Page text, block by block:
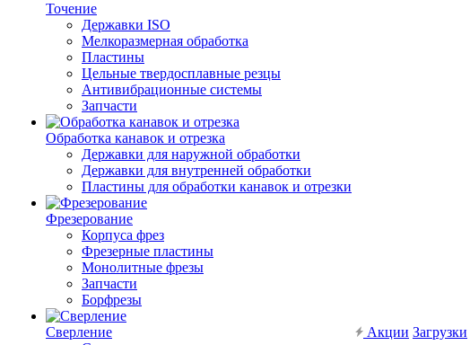
Точение
Державки ISO
Мелкоразмерная обработка
Пластины
Цельные твердосплавные резцы
Антивибрационные системы
Запчасти
Обработка канавок и отрезка
Державки для наружной обработки
Державки для внутренней обработки
Пластины для обработки канавок и отрезки
Фрезерование
Корпуса фрез
Фрезерные пластины
Монолитные фрезы
Запчасти
Борфрезы
Сверление
Акции Загрузки